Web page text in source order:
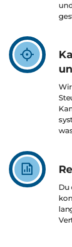
Du